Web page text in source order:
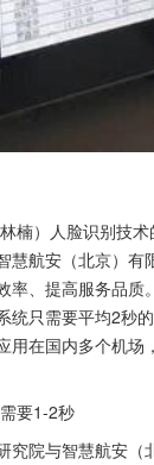
楠）人脸识别技
航安（北京）
率、提高服务品
只需要平均2秒
用在国内多个机
要1-2秒
究院与智慧航安